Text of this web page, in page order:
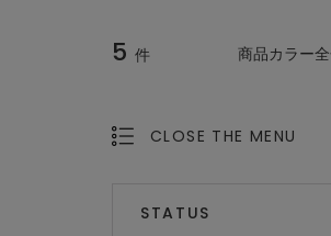
5 件 商品カラー
CLOSE THE MENU
STATUS